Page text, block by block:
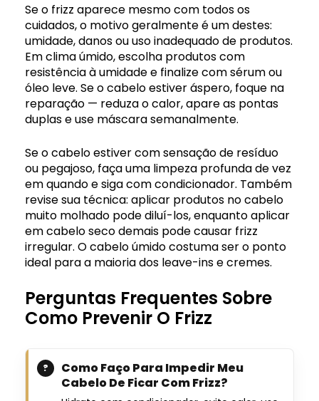
Se o frizz aparece mesmo com todos os
cuidados, o motivo geralmente é um destes:
umidade, danos ou uso inadequado de produtos.
Em clima úmido, escolha produtos com
resistência à umidade e finalize com sérum ou
óleo leve. Se o cabelo estiver áspero, foque na
reparação — reduza o calor, apare as pontas
duplas e use máscara semanalmente.
Se o cabelo estiver com sensação de resíduo
ou pegajoso, faça uma limpeza profunda de vez
em quando e siga com condicionador. Também
revise sua técnica: aplicar produtos no cabelo
muito molhado pode diluí-los, enquanto aplicar
em cabelo seco demais pode causar frizz
irregular. O cabelo úmido costuma ser o ponto
ideal para a maioria dos leave-ins e cremes.
Perguntas Frequentes Sobre
Como Prevenir O Frizz
Como Faço Para Impedir Meu
Cabelo De Ficar Com Frizz?